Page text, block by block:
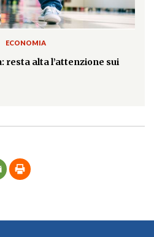
ECONOMIA
resta alta l’attenzione sui